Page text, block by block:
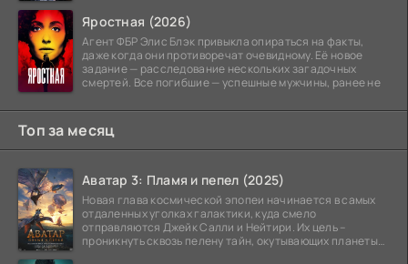
Яростная (2026)
Агент ФБР Элис Блэк привыкла опираться на факты,
даже когда они противоречат очевидному. Её новое
задание — расследование нескольких загадочных
смертей. Все погибшие — успешные мужчины, ранее не
Топ за месяц
Аватар 3: Пламя и пепел (2025)
Новая глава космической эпопеи начинается в самых
отдаленных уголках галактики, куда смело
отправляются Джейк Салли и Нейтири. Их цель –
проникнуть сквозь пелену тайн, окутывающих планеты